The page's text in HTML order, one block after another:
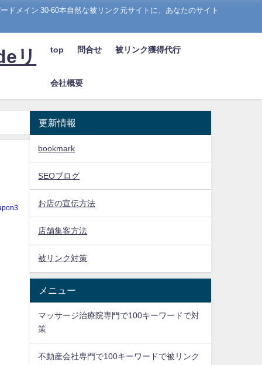
ドメイン 30-60本自然な被リンク元サイトに、あなたのサイト
リ top 問合せ 被リンク獲得代行
会社概要
更新情報
bookmark
SEOブログ
お店の宣伝方法
店舗集客方法
被リンク対策
メニュー
マッサージ治療院専門で100キーワードで対
策
不動産会社専門で100キーワードで被リンク